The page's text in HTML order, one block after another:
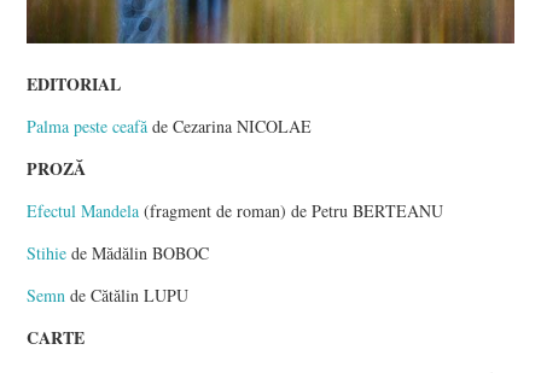
EDITORIAL
Palma peste ceafă de Cezarina NICOLAE
PROZĂ
Efectul Mandela (fragment de roman) de Petru BERTEANU
Stihie de Mădălin BOBOC
Semn de Cătălin LUPU
CARTE